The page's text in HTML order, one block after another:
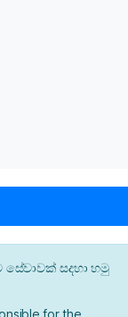
සදහා හමු
for the